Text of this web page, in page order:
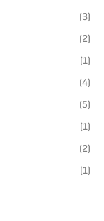
(3)
(2)
(1)
(4)
(5)
(1)
(2)
(1)